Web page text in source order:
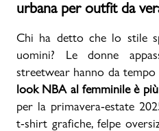
urbana per outfit da
Chi ha detto che lo stile
uomini? Le donne
streetwear hanno da
look NBA al femminile è
per la primavera-estate
t-shirt grafiche, felpe